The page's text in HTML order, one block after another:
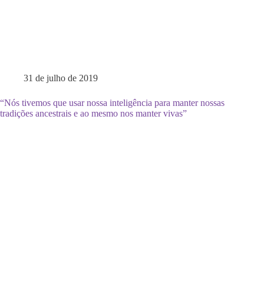
31 de julho de 2019
“Nós tivemos que usar nossa inteligência para manter nossas
tradições ancestrais e ao mesmo nos manter vivas”